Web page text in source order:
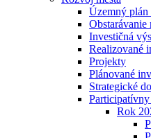
Územný plán
Obstarávanie
Investičná
Realizované
Projekty
Plánované
Strategické
Participatívny
Rok